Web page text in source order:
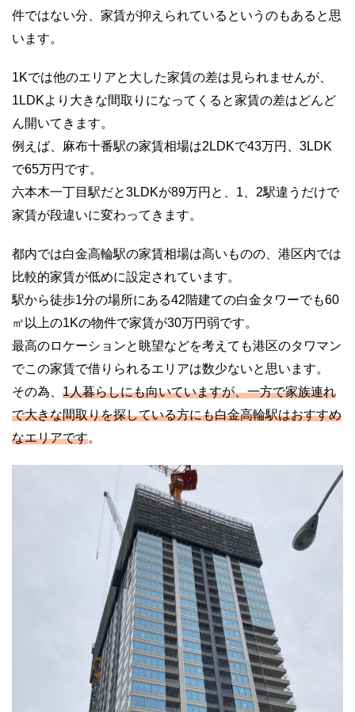
件ではない分、家賃が抑えられているというのもあると思
います。
1Kでは他のエリアと大した家賃の差は見られませんが、
1LDKより大きな間取りになってくると家賃の差はどんど
ん開いてきます。
例えば、麻布十番駅の家賃相場は2LDKで43万円、3LDK
で65万円です。
六本木一丁目駅だと3LDKが89万円と、1、2駅違うだけで
家賃が段違いに変わってきます。
都内では白金高輪駅の家賃相場は高いものの、港区内では
比較的家賃が低めに設定されています。
駅から徒歩1分の場所にある42階建ての白金タワーでも60
㎡以上の1Kの物件で家賃が30万円弱です。
最高のロケーションと眺望などを考えても港区のタワマン
でこの家賃で借りられるエリアは数少ないと思います。
その為、 1人暮らしにも向いていますが、一方で家族連れ
で大きな間取りを探している方にも白金高輪駅はおすすめ
なエリアです。